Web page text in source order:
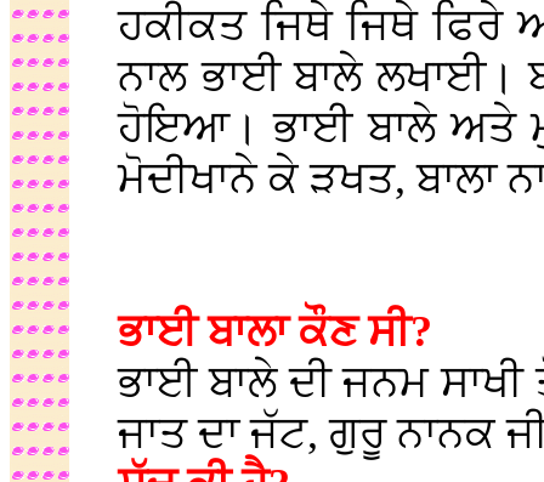
ਹਕੀਕਤ ਜਿਥੇ ਜਿਥੇ ਫਿਰੇ
ਨਾਲ ਭਾਈ ਬਾਲੇ ਲਖਾਈ।
ਹੋਇਆ। ਭਾਈ ਬਾਲੇ ਅਤੇ
ਮੋਦੀਖਾਨੇ ਕੇ ੜਖਤ, ਬਾਲਾ
ਭਾਈ ਬਾਲਾ ਕੌਣ ਸੀ?
ਭਾਈ ਬਾਲੇ ਦੀ ਜਨਮ ਸਾਖੀ
ਜਾਤ ਦਾ ਜੱਟ, ਗੁਰੂ ਨਾਨਕ